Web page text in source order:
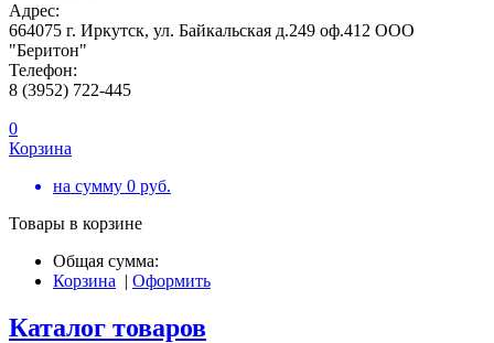
Адрес:
664075 г. Иркутск, ул. Байкальская д.249 оф.412 ООО
"Беритон"
Телефон:
8 (3952) 722-445
0
Корзина
на сумму 0 руб.
Товары в корзине
Общая сумма:
Корзина | Оформить
Каталог товаров